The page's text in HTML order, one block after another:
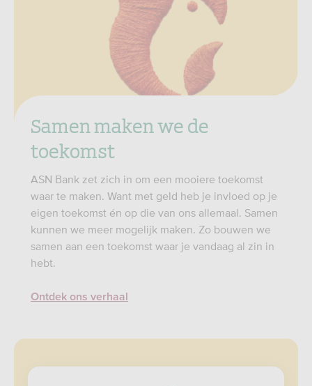
Samen maken we de
toekomst
ASN Bank zet zich in om een mooiere toekomst
waar te maken. Want met geld heb je invloed op je
eigen toekomst én op die van ons allemaal. Samen
kunnen we meer mogelijk maken. Zo bouwen we
samen aan een toekomst waar je vandaag al zin in
hebt.
Ontdek ons verhaal